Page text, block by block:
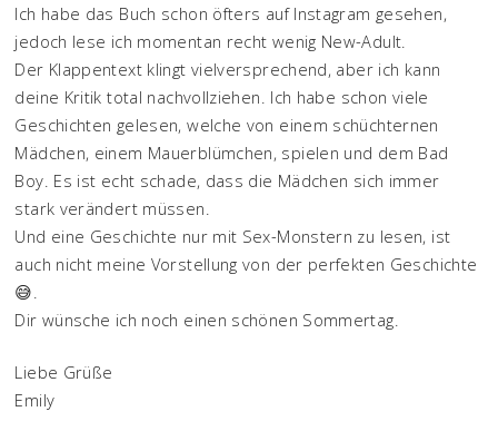
Ich habe das Buch schon öfters auf Instagram gesehen,
jedoch lese ich momentan recht wenig New-Adult.
Der Klappentext klingt vielversprechend, aber ich kann
deine Kritik total nachvollziehen. Ich habe schon viele
Geschichten gelesen, welche von einem schüchternen
Mädchen, einem Mauerblümchen, spielen und dem Bad
Boy. Es ist echt schade, dass die Mädchen sich immer
stark verändert müssen.
Und eine Geschichte nur mit Sex-Monstern zu lesen, ist
auch nicht meine Vorstellung von der perfekten Geschichte
😅.
Dir wünsche ich noch einen schönen Sommertag.
Liebe Grüße
Emily